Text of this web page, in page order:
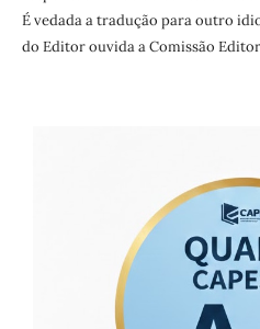
É vedada a tradução para outro
do Editor ouvida a Comissão